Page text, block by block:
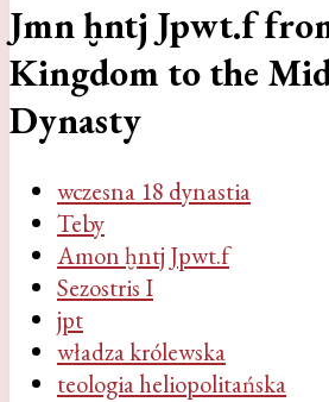
Jmn ḫntj Jpwt.f
Kingdom to the
Dynasty
wczesna 18 dynastia
Teby
Amon ḫntj Jpwt.f
Sezostris I
jpt
władza królewska
teologia heliopolitańska